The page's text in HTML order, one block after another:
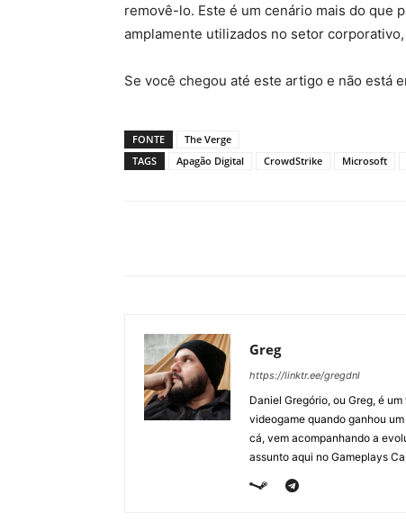
removê-lo. Este é um cenário mais do que
amplamente utilizados no setor
Se você chegou até este artigo e não está
FONTE
The Verge
TAGS
Apagão Digital CrowdStrike Microsoft
Greg
https://linktr.ee/gregdnl
Daniel Gregório, ou Greg, é
videogame quando ganhou
cá, vem acompanhando a
assunto aqui no Gameplays